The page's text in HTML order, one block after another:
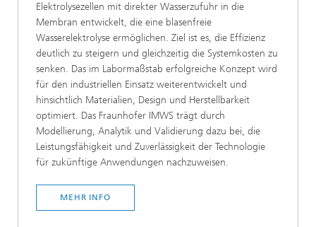
Elektrolysezellen mit direkter Wasserzufuhr in die
Membran entwickelt, die eine blasenfreie
Wasserelektrolyse ermöglichen. Ziel ist es, die Effizienz
deutlich zu steigern und gleichzeitig die Systemkosten zu
senken. Das im Labormaßstab erfolgreiche Konzept wird
für den industriellen Einsatz weiterentwickelt und
hinsichtlich Materialien, Design und Herstellbarkeit
optimiert. Das Fraunhofer IMWS trägt durch
Modellierung, Analytik und Validierung dazu bei, die
Leistungsfähigkeit und Zuverlässigkeit der Technologie
für zukünftige Anwendungen nachzuweisen.
MEHR INFO